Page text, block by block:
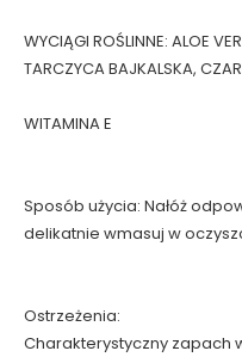
WYCIĄGI ROŚLINNE: ALOE
TARCZYCA BAJKALSKA,
WITAMINA E
Sposób użycia: Nałóż
delikatnie wmasuj w
Ostrzeżenia:
Charakterystyczny zapach